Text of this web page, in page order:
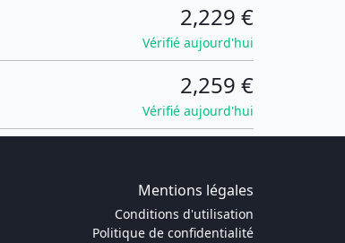
2,229 €
Vérifié aujourd'hui
2,259 €
Vérifié aujourd'hui
Mentions légales
Conditions d'utilisation
Politique de confidentialité